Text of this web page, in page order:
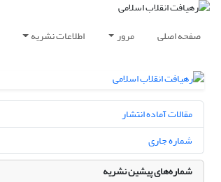
صفحه اصلی مرور اطلاعات نشریه
مقالات آماده انتشار
شماره جاری
شماره‌های پیشین نشریه